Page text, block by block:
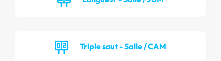
Triple saut - Salle / CAM